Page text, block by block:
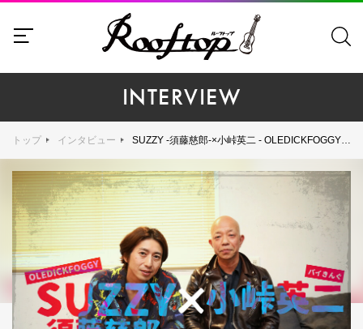
INTERVIEW
トップ インタビュー SUZZY -須藤慈郎-×小峠英二 - OLEDICKFOGGYのギタリストが持つ鋭敏な才能と魅力が開花・結実した、心を揺さぶるソロアルバムが堂々の完成！ サックスで参加した小峠英二と制作秘話を語る